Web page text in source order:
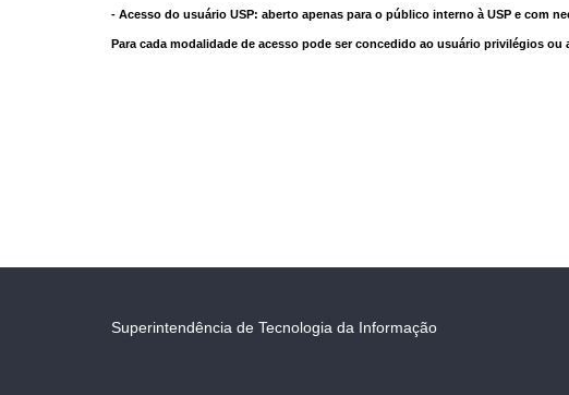
- Acesso do usuário USP: aberto apenas para o público interno à USP e com
Para cada modalidade de acesso pode ser concedido ao usuário privilégios
Superintendência de Tecnologia da Informação